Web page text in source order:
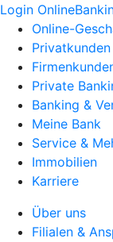
Login
Online-
Privatkunden
Private
Banking &
Meine Bank
Service &
Immobilien
Karriere
Über uns
Filialen &